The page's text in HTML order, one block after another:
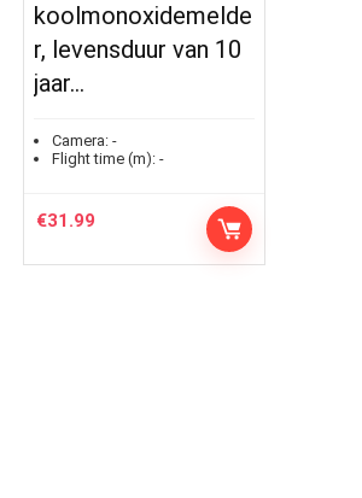
koolmonoxidemelde
r, levensduur van 10
jaar…
Camera: -
Flight time (m): -
€31.99